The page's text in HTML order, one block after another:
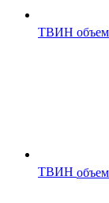
ТВИН
ТВИН